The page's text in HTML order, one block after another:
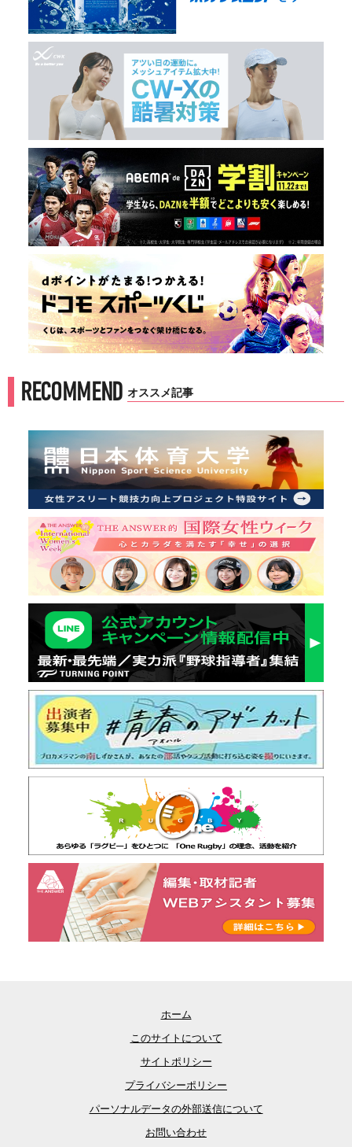
RECOMMEND オススメ記事
ホーム
このサイトについて
サイトポリシー
プライバシーポリシー
パーソナルデータの外部送信について
お問い合わせ